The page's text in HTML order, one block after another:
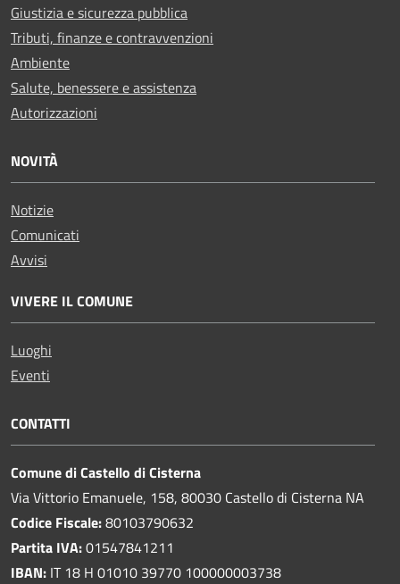
Giustizia e sicurezza pubblica
Tributi, finanze e contravvenzioni
Ambiente
Salute, benessere e assistenza
Autorizzazioni
NOVITÀ
Notizie
Comunicati
Avvisi
VIVERE IL COMUNE
Luoghi
Eventi
CONTATTI
Comune di Castello di Cisterna
Via Vittorio Emanuele, 158, 80030 Castello di Cisterna NA
Codice Fiscale:80103790632
Partita IVA:01547841211
IBAN: IT 18 H 01010 39770 100000003738